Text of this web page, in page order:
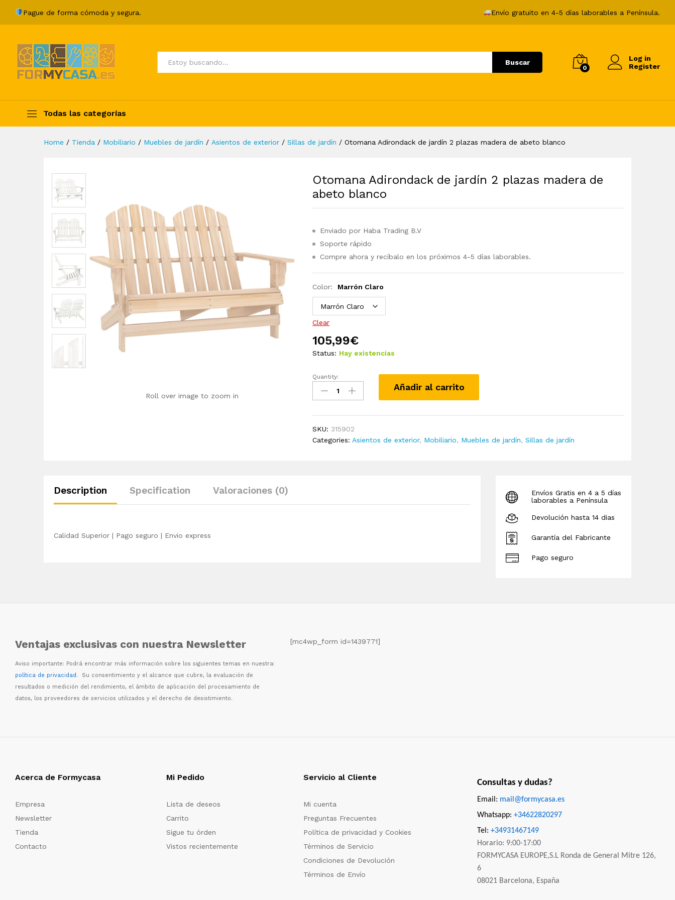
Pague de forma cómoda y segura. Envío gratuito en 4-5 días laborables a Península.
Todos Buscar
0
Log in
Register
Todas las categorías
y animales
Home / Tienda / Mobiliario / Muebles de jardín / Asientos de exterior / Sillas de jardín / Otomana Adirondack de jardín 2 plazas madera de abeto blanco
Roll over image to zoom in
Otomana Adirondack de jardín 2 plazas madera de
abeto blanco
Enviado por Haba Trading B.V
Soporte rápido
Compre ahora y recíbalo en los próximos 4-5 días laborables.
Color: Marrón Claro
Clear
105,99€
Status: Hay existencias
Otomana
Adirondack
de
plazas
madera
Quantity:
Añadir al carrito
SKU:315902
Categories: Asientos de exterior, Mobiliario, Muebles de jardín,Sillas de jardín
Description Specification Valoraciones (0)
Calidad Superior | Pago seguro | Envio express
Envíos Gratis en 4 a 5 días
laborables a Península
Devolución hasta 14 dias
Garantía del Fabricante
Pago seguro
Ventajas exclusivas con nuestra Newsletter
Aviso importante: Podrá encontrar más información sobre los siguientes temas en nuestra:
política de privacidad. Su consentimiento y el alcance que cubre, la evaluación de
resultados o medición del rendimiento, el ámbito de aplicación del procesamiento de
datos, los proveedores de servicios utilizados y el derecho de desistimiento.
[mc4wp_form id=1439771]
Acerca de Formycasa
Empresa
Newsletter
Tienda
Contacto
Mi Pedido
Lista de deseos
Carrito
Sigue tu órden
Vistos recientemente
Servicio al Cliente
Mi cuenta
Preguntas Frecuentes
Política de privacidad y Cookies
Términos de Servicio
Condiciones de Devolución
Términos de Envío
Consultas y dudas?
Email: mail@formycasa.es
Whatsapp: +34622820297
Tel: +34931467149
Horario: 9:00-17:00
FORMYCASA EUROPE,S.L Ronda de General Mitre 126,
6
08021 Barcelona, España
Description Specification
105,99€ Añadir al carrito